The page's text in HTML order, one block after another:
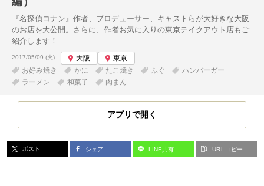
『名探偵コナン』作者、プロデューサー、キャストらが大好きな大阪
のお店を大公開。さらに、作者お気に入りの東京テイクアウト店もご
紹介します！
投稿日:
2017/05/09 (火) 大阪
東京
お好み焼き
かに たこ焼き ふぐ
ハンバーガー
ラーメン
和菓子 肉まん
アプリで開く
ポスト シェア LINE共有 URLコピー